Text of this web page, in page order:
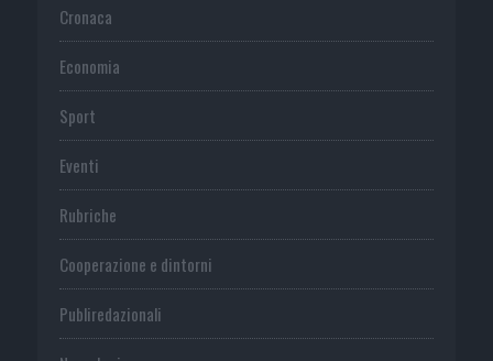
Cronaca
Economia
Sport
Eventi
Rubriche
Cooperazione e dintorni
Publiredazionali